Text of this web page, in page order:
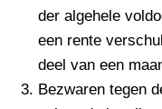
der algehele
een rente
deel van een
Bezwaren tegen